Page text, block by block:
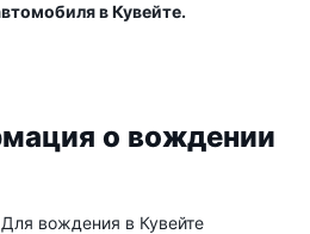
в Кувейте.
о вождении
Для вождения в Кувейте